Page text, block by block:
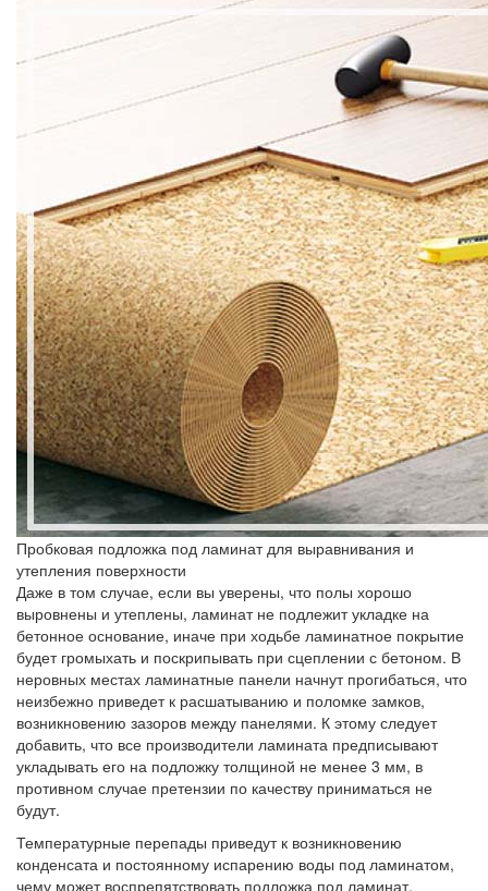
Пробковая подложка под ламинат для выравнивания и
утепления поверхности
Даже в том случае, если вы уверены, что полы хорошо
выровнены и утеплены, ламинат не подлежит укладке на
бетонное основание, иначе при ходьбе ламинатное покрытие
будет громыхать и поскрипывать при сцеплении с бетоном. В
неровных местах ламинатные панели начнут прогибаться, что
неизбежно приведет к расшатыванию и поломке замков,
возникновению зазоров между панелями. К этому следует
добавить, что все производители ламината предписывают
укладывать его на подложку толщиной не менее 3 мм, в
противном случае претензии по качеству приниматься не
будут.
Температурные перепады приведут к возникновению
конденсата и постоянному испарению воды под ламинатом,
чему может воспрепятствовать подложка под ламинат.